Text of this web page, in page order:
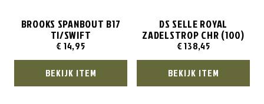
BROOKS SPANBOUT B17
TI/SWIFT
€ 14,95
BEKIJK ITEM
DS SELLE ROYAL
ZADELSTROP CHR (100)
€138,45
BEKIJK ITEM